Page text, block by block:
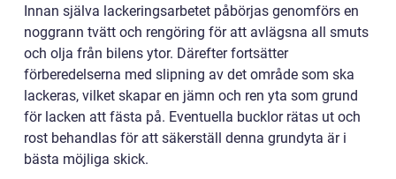
Innan själva lackeringsarbetet påbörjas genomförs en
noggrann tvätt och rengöring för att avlägsna all smuts
och olja från bilens ytor. Därefter fortsätter
förberedelserna med slipning av det område som ska
lackeras, vilket skapar en jämn och ren yta som grund
för lacken att fästa på. Eventuella bucklor rätas ut och
rost behandlas för att säkerställ denna grundyta är i
bästa möjliga skick.